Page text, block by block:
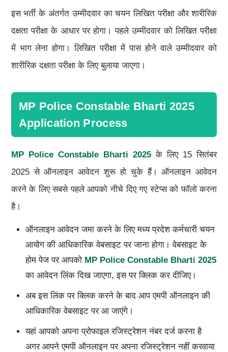
इस भर्ती के अंतर्गत उम्मीदवार का चयन लिखित परीक्षा और शारीरिक
दक्षता परीक्षा के आधार पर होगा। पहले उम्मीदवार को लिखित परीक्षा
में भाग लेना होगा। लिखित परीक्षा में पास होने वाले उम्मीदवार को
शारीरिक दक्षता परीक्षा के लिए बुलाया जाएगा।
MP Police Constable Bharti 2025
Application Process
MP Police Constable Bharti 2025 के लिए 15 सितंबर
2025 से ऑनलाइन आवेदन शुरू हो चुके हैं। ऑनलाइन आवेदन
करने के लिए सबसे पहले आपको नीचे दिए गए स्टेप्स को फॉलो करना
है।
ऑनलाइन आवेदन जमा करने के लिए मध्य प्रदेश कर्मचारी चयन
आयोग की आधिकारिक वेबसाइट पर जाना होगा। वेबसाइट के
होम पेज पर आपको MP Police Constable Bharti 2025
का आवेदन लिंक दिख जाएगा, इस पर क्लिक कर दीजिए।
अब इस लिंक पर क्लिक करने के बाद आप एमपी ऑनलाइन की
आधिकारिक वेबसाइट पर आ जाएंगे।
यहां आपको अपना प्रोफाइल रजिस्ट्रेशन नंबर दर्ज करना है
अगर आपने एमपी ऑनलाइन पर अपना रजिस्ट्रेशन नहीं करवाया